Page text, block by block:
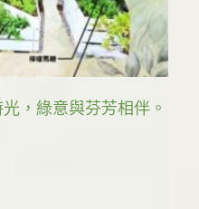
，綠意與芬芳相伴。